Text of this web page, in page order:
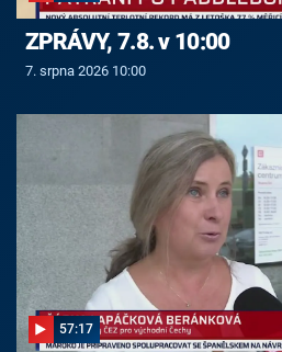
ZPRÁVY, 7.8. v 10:00
7. srpna 2026 10:00
57:17